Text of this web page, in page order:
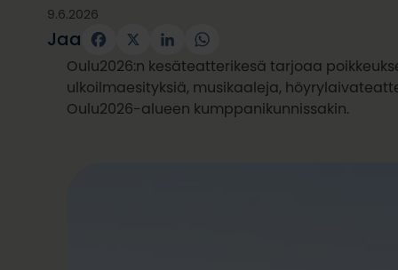
9.6.2026
Jaa Facebook
X LinkedInWhatsApp
Oulu2026:n kesäteatterikesä tarjoaa
ulkoilmaesityksiä, musikaaleja,
Oulu2026-alueen kumppanikunnissakin.